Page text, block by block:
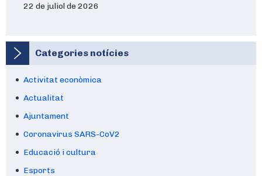
22 de juliol de 2026
Categories notícies
Activitat econòmica
Actualitat
Ajuntament
Coronavirus SARS-CoV2
Educació i cultura
Esports